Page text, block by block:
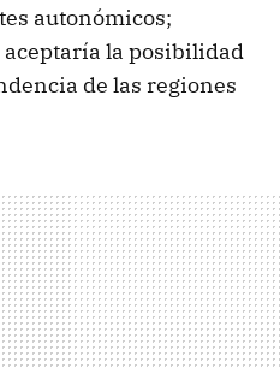
autonómicos;
la posibilidad
de las regiones